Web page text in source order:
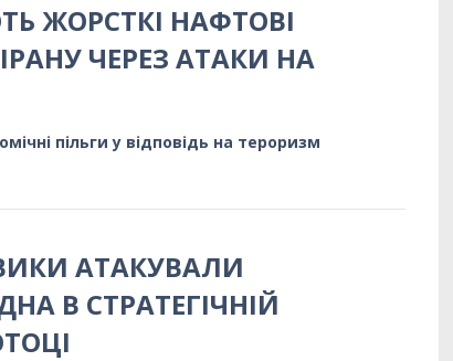
ЖОРСТКІ НАФТОВІ
ЧЕРЕЗ АТАКИ НА
пільги у відповідь на тероризм
АТАКУВАЛИ
В СТРАТЕГІЧНІЙ